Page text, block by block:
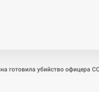
готовила убийство офицера